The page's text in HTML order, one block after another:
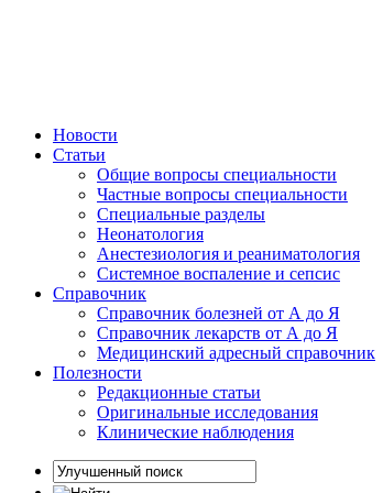
Новости
Статьи
Общие вопросы специальности
Частные вопросы специальности
Специальные разделы
Неонатология
Анестезиология и реаниматология
Системное воспаление и сепсис
Справочник
Справочник болезней от А до Я
Справочник лекарств от А до Я
Медицинский адресный справочник
Полезности
Редакционные статьи
Оригинальные исследования
Клинические наблюдения